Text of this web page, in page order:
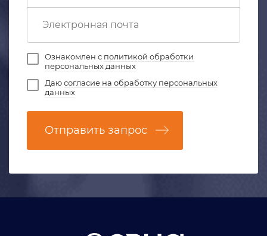
Ознакомлен с политикой обработки
персональных данных
Даюсогласие на обработку персональных
данных
Отправить запрос